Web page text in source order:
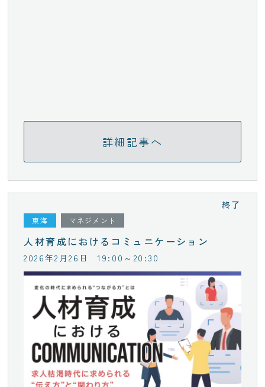
詳細記事へ
東海 マネジメント
人材育成におけるコミュニケーション
終了
2026年2月26日 19:00～20:30